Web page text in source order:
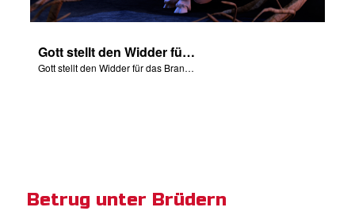
Gott stellt den Widder für das Brandopfer zur Verfügung.
Gott stellt den Widder für das Brandopfer zur Verfügung.
Betrug unter Brüdern